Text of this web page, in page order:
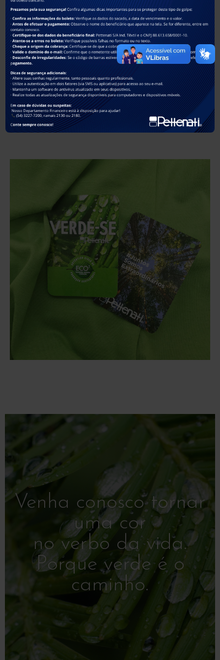
Todo e qualquer texto, imagem gráfica, foto, vídeo, recurso interativo, marca,
logotipo e/ou outros elementos constantes no presente e-mail, pertencem de forma
exclusiva à Pettenati S.A e estão sujeitos aos Direitos Intelectuais e Autorais, de
acordo com as leis brasileiras e demais convenções internacionais que o Brasil
seja signatário. (verhttps://www.pettenati.com.br/politica-de-privacidade/)
Venha conosco tornar
uma cor
no verbo da vida.
Porque verde é o
caminho.